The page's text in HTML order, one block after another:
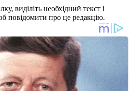
виділіть необхідний текст і
повідомити про це редакцію.